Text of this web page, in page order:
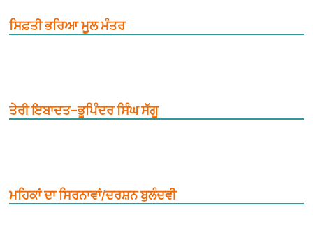
ਸਿਫ਼ਤੀ ਭਰਿਆ ਮੂ਼ਲ ਮੰਤਰ
ਤੇਰੀ ਇਬਾਦਤ–ਭੂਪਿੰਦਰ ਸਿੰਘ ਸੱਗੂ
ਮਹਿਕਾਂ ਦਾ ਸਿਰਨਾਵਾਂ/ਦਰਸ਼ਨ ਬੁਲੰਦਵੀ